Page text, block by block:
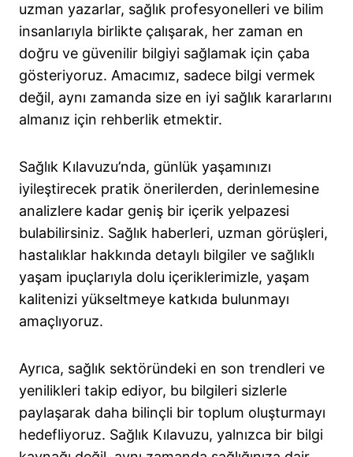
uzman yazarlar, sağlık profesyonelleri ve bilim
insanlarıyla birlikte çalışarak, her zaman en
doğru ve güvenilir bilgiyi sağlamak için çaba
gösteriyoruz. Amacımız, sadece bilgi vermek
değil, aynı zamanda size en iyi sağlık kararlarını
almanız için rehberlik etmektir.
Sağlık Kılavuzu’nda, günlük yaşamınızı
iyileştirecek pratik önerilerden, derinlemesine
analizlere kadar geniş bir içerik yelpazesi
bulabilirsiniz. Sağlık haberleri, uzman görüşleri,
hastalıklar hakkında detaylı bilgiler ve sağlıklı
yaşam ipuçlarıyla dolu içeriklerimizle, yaşam
kalitenizi yükseltmeye katkıda bulunmayı
amaçlıyoruz.
Ayrıca, sağlık sektöründeki en son trendleri ve
yenilikleri takip ediyor, bu bilgileri sizlerle
paylaşarak daha bilinçli bir toplum oluşturmayı
hedefliyoruz. Sağlık Kılavuzu, yalnızca bir bilgi